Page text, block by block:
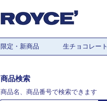
限定・新商品 生チョコレート
商品検索
商品名、商品番号で検索できます